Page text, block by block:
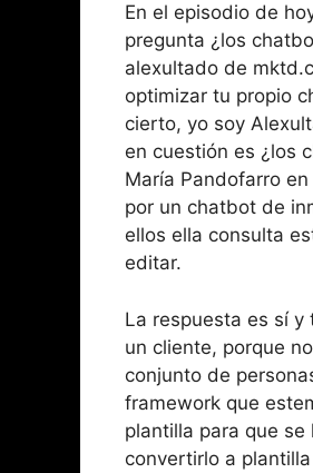
En el episodio de
pregunta ¿los
alexultado de
optimizar tu propio
cierto, yo soy
en cuestión es ¿los
María Pandofarro
por un chatbot de
ellos ella consulta
editar.
La respuesta es sí
un cliente, porque
conjunto de
framework que
plantilla para que
convertirlo a